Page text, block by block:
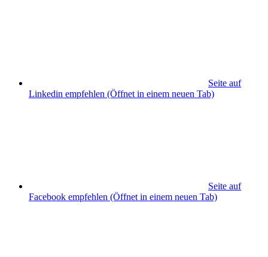
Seite auf
Linkedin empfehlen (Öffnet in einem neuen Tab)
Seite auf
Facebook empfehlen (Öffnet in einem neuen Tab)